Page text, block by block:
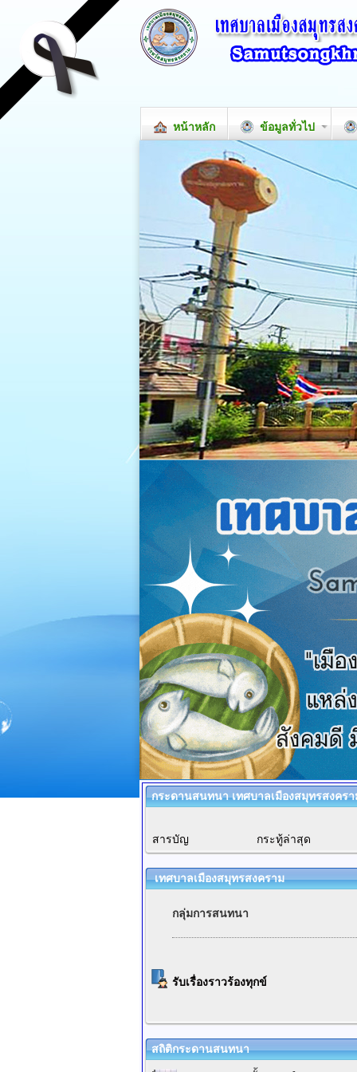
หน้าหลัก ข้อมูลทั่วไป
กระดานสนทนา เทศบาลเมืองสมุทรสงครา
สารบัญ กระทู้ล่าสุด
เทศบาลเมืองสมุทรสงคราม
กลุ่มการสนทนา
รับเรื่องราวร้องทุกข์
สถิติกระดานสนทนา